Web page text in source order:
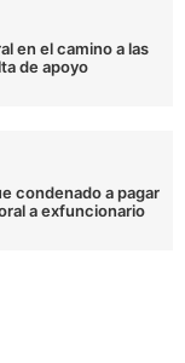
en el camino a las
de apoyo
condenado a pagar
a exfuncionario